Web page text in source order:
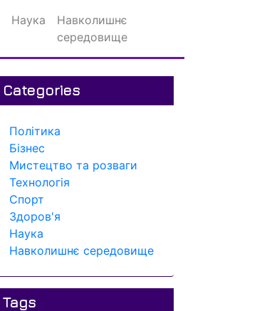
Наука
Навколишнє
середовище
Categories
Політика
Бізнес
Мистецтво та розваги
Технологія
Спорт
Здоров'я
Наука
Навколишнє середовище
Tags